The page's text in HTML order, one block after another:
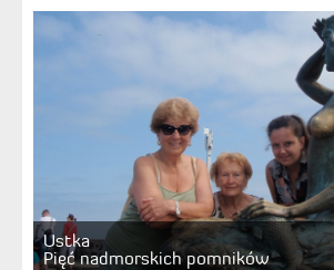
Ustka
Pięć nadmorskich pomników